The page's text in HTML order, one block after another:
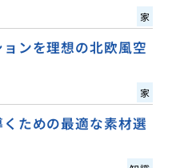
家
ンを理想の北欧風空
家
ための最適な素材選